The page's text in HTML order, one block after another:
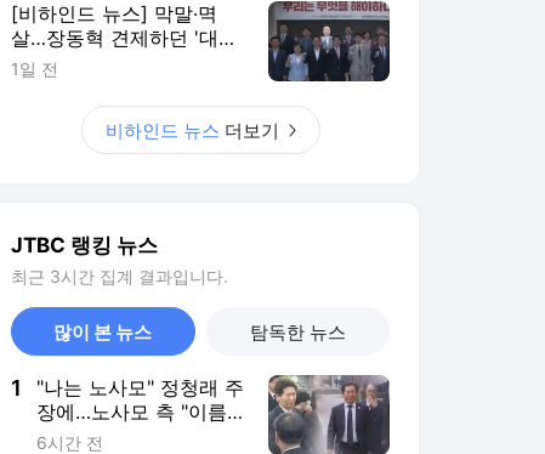
[비하인드 뉴스] 막말·멱
살…장동혁 견제하던 '대안
과미래' 자멸하나
1일 전
비하인드 뉴스 더보기
JTBC 랭킹 뉴스
최근 3시간 집계 결과입니다.
많이 본 뉴스 탐독한 뉴스
1
"나는 노사모" 정청래 주
장에…노사모 측 "이름
훼손하지 말라"
6시간 전